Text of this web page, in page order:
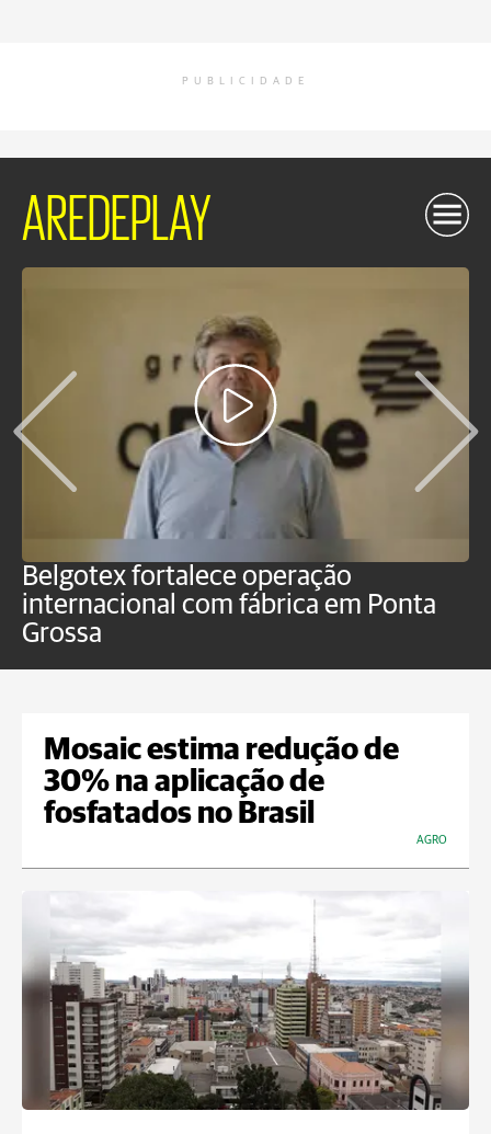
PUBLICIDADE
AREDEPLAY
Belgotex fortalece operação
internacional com fábrica em Ponta
Grossa
Mosaic estima redução de
30% na aplicação de
fosfatados no Brasil
AGRO